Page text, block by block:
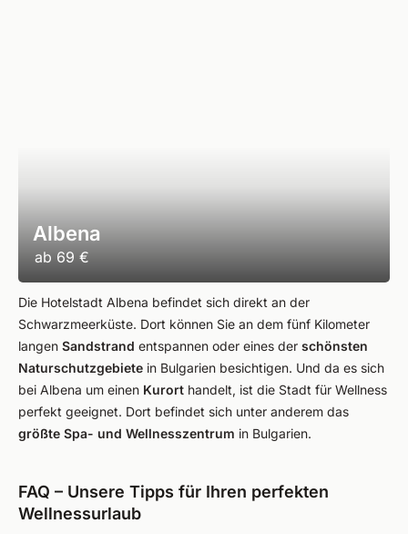
Albena
ab 69 €
Die Hotelstadt Albena befindet sich direkt an der
Schwarzmeerküste. Dort können Sie an dem fünf Kilometer
langen Sandstrand entspannen oder eines der schönsten
Naturschutzgebiete in Bulgarien besichtigen. Und da es sich
bei Albena um einen Kurort handelt, ist die Stadt für Wellness
perfekt geeignet. Dort befindet sich unter anderem das
größte Spa- und Wellnesszentrum in Bulgarien.
FAQ – Unsere Tipps für Ihren perfekten
Wellnessurlaub